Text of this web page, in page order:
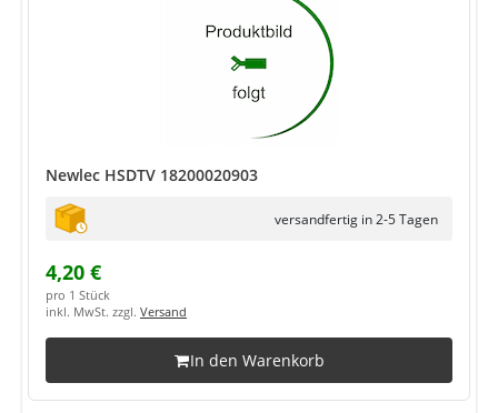
Newlec HSDTV 18200020903
versandfertig in 2-5 Tagen
4,20 €
pro 1 Stück
inkl. MwSt. zzgl. Versand
In den Warenkorb